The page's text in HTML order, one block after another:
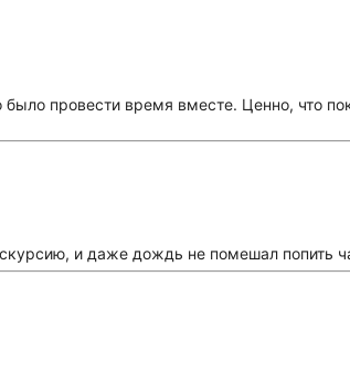
провести время вместе. Ценно, что
и даже дождь не помешал попить